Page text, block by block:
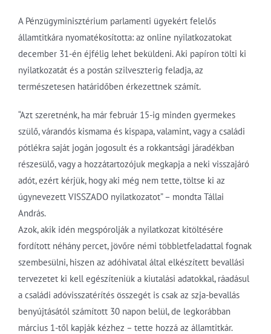
A Pénzügyminisztérium parlamenti ügyekért felelős
államtitkára nyomatékosította: az online nyilatkozatokat
december 31-én éjfélig lehet beküldeni. Aki papíron tölti ki
nyilatkozatát és a postán szilveszterig feladja, az
természetesen határidőben érkezettnek számít.
“Azt szeretnénk, ha már február 15-ig minden gyermekes
szülő, várandós kismama és kispapa, valamint, vagy a családi
pótlékra saját jogán jogosult és a rokkantsági járadékban
részesülő, vagy a hozzátartozójuk megkapja a neki visszajáró
adót, ezért kérjük, hogy aki még nem tette, töltse ki az
úgynevezett VISSZADO nyilatkozatot” – mondta Tállai
András.
Azok, akik idén megspórolják a nyilatkozat kitöltésére
fordított néhány percet, jövőre némi többletfeladattal fognak
szembesülni, hiszen az adóhivatal által elkészített bevallási
tervezetet ki kell egészíteniük a kiutalási adatokkal, ráadásul
a családi adóvisszatérítés összegét is csak az szja-bevallás
benyújtásától számított 30 napon belül, de legkorábban
március 1-től kapják kézhez – tette hozzá az államtitkár.